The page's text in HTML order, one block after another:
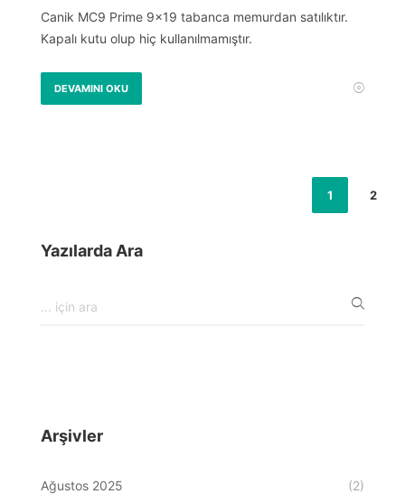
Canik MC9 Prime 9×19 tabanca memurdan satılıktır.
Kapalı kutu olup hiç kullanılmamıştır.
DEVAMINI OKU
1 2
Yazılarda Ara
Arşivler
Ağustos 2025
(2)